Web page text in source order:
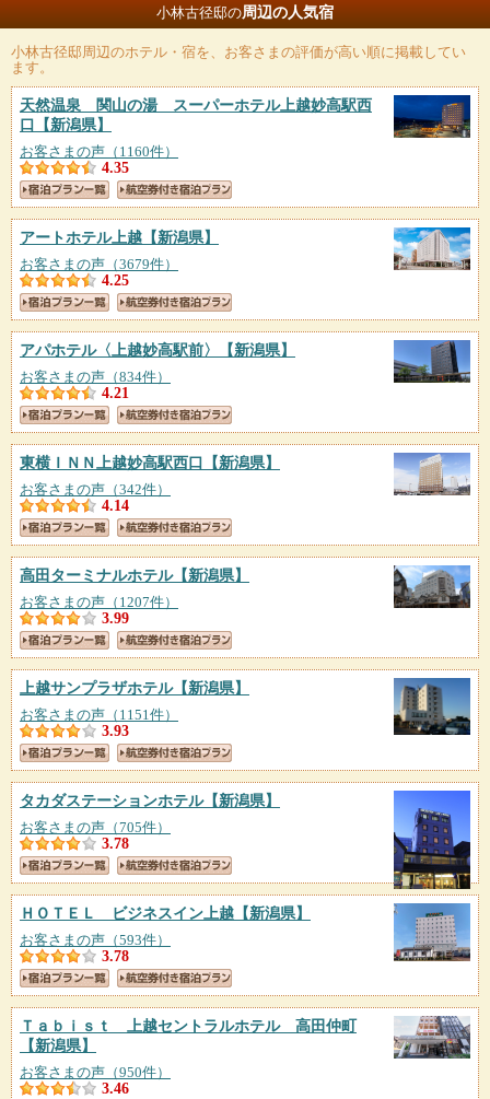
小林古径邸の周辺の人気宿
小林古径邸周辺のホテル・宿を、お客さまの評価が高い順に掲載してい
ます。
天然温泉 関山の湯 スーパーホテル上越妙高駅西
口
【新潟県】
お客さまの声（1160件）
4.35
アートホテル上越 【新潟県】
お客さまの声（3679件）
4.25
アパホテル〈上越妙高駅前〉 【新潟県】
お客さまの声（834件）
4.21
東横ＩＮＮ上越妙高駅西口 【新潟県】
お客さまの声（342件）
4.14
高田ターミナルホテル【新潟県】
お客さまの声（1207件）
3.99
上越サンプラザホテル【新潟県】
お客さまの声（1151件）
3.93
タカダステーションホテル【新潟県】
お客さまの声（705件）
3.78
ＨＯＴＥＬ ビジネスイン上越 【新潟県】
お客さまの声（593件）
3.78
Ｔａｂｉｓｔ 上越セントラルホテル 高田仲町
【新潟県】
お客さまの声（950件）
3.46